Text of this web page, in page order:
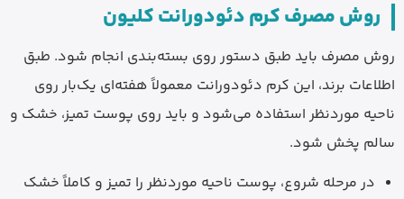
روش مصرف کرم دئودورانت کلیون
روش مصرف باید طبق دستور روی بسته‌بندی انجام شود. طبق
اطلاعات برند، این کرم دئودورانت معمولاً هفته‌ای یک‌بار روی
ناحیه موردنظر استفاده می‌شود و باید روی پوست تمیز، خشک و
سالم پخش شود.
در مرحله شروع، پوست ناحیه موردنظر را تمیز و کاملاً خشک